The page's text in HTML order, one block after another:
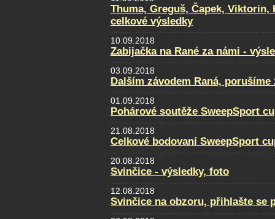
Thuma, Greguš, Čapek, Viktorin,
celkové výsledky
10.09.2018
Zabijačka na Rané za námi -
03.09.2018
Dalším závodem Raná,
01.09.2018
Pohárové soutěže SweepSport
21.08.2018
Celkové bodovaní SweepSport
20.08.2018
Svinčice - výsledky, foto
12.08.2018
Svinčice na obzoru, přihlašte se